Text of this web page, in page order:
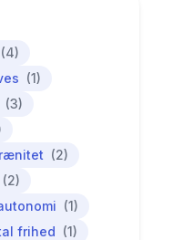
(4)
(1)
(3)
(2)
(2)
(1)
frihed (1)